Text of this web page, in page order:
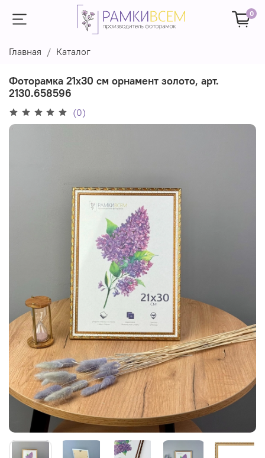
0
Главная Каталог
Фоторамка 21х30 см орнамент золото, арт.
2130.658596
(0)